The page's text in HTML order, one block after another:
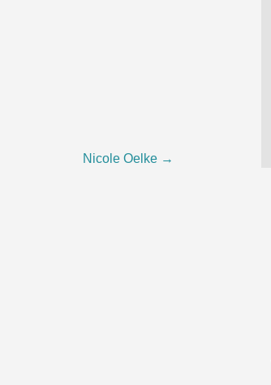
Nicole Oelke →